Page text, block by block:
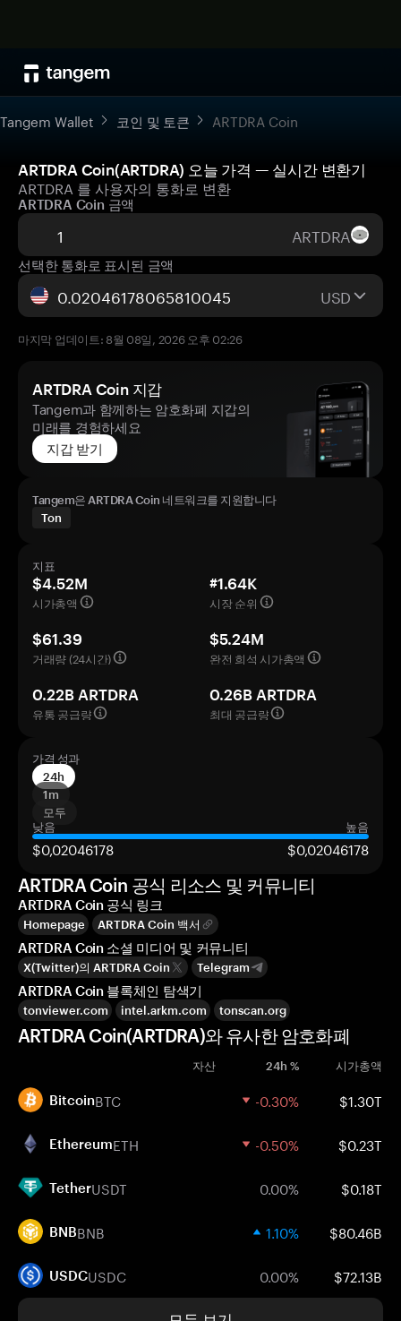
Tangem Wallet 코인 및 토큰 ARTDRA Coin
ARTDRA Coin(ARTDRA) 오늘 가격 — 실시간 변환기
ARTDRA 를 사용자의 통화로 변환
ARTDRA Coin 금액
ARTDRA
선택한 통화로 표시된 금액
USD
마지막 업데이트: 8월 08일, 2026 오후 02:26
ARTDRA Coin 지갑
Tangem과 함께하는 암호화폐 지갑의
미래를 경험하세요
지갑 받기
Tangem은 ARTDRA Coin 네트워크를 지원합니다
Ton
지표
$4.52M
시가총액
#1.64K
시장 순위
$61.39
거래량 (24시간)
$5.24M
완전 희석 시가총액
0.22B ARTDRA
유통 공급량
0.26B ARTDRA
최대 공급량
가격 성과
24h
1m
모두
낮음
높음
$0,02046178
$0,02046178
ARTDRA Coin 공식 리소스 및 커뮤니티
ARTDRA Coin 공식 링크
Homepage ARTDRA Coin 백서
ARTDRA Coin 소셜 미디어 및 커뮤니티
X(Twitter)의 ARTDRA Coin Telegram
ARTDRA Coin 블록체인 탐색기
tonviewer.com intel.arkm.com tonscan.org
ARTDRA Coin(ARTDRA)와 유사한 암호화폐
자산 24h % 시가총액
BitcoinBTC -0.30% $1.30T
EthereumETH -0.50% $0.23T
TetherUSDT 0.00% $0.18T
BNBBNB 1.10% $80.46B
USDCUSDC 0.00% $72.13B